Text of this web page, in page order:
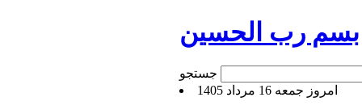
بسم رب الحسین
امروز جمعه 16 مرداد 1405